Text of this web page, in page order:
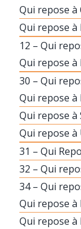
Qui repose à
Qui repose à
12 – Qui
Qui repose à
30 – Qui
Qui repose à
Qui repose à
Qui repose à
31 – Qui
32 – Qui
34 – Qui
Qui repose à
Qui repose